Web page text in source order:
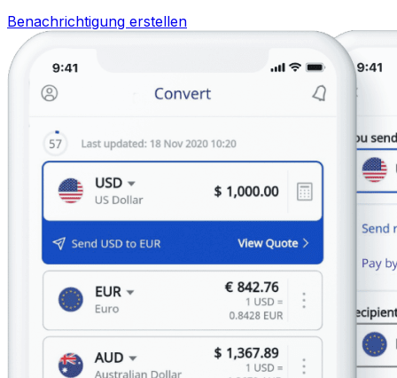
Benachrichtigung erstellen